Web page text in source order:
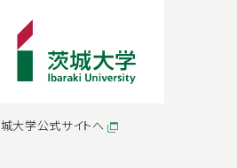
大学公式サイトへ